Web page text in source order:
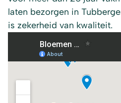
laten bezorgen in
is zekerheid van kwaliteit.